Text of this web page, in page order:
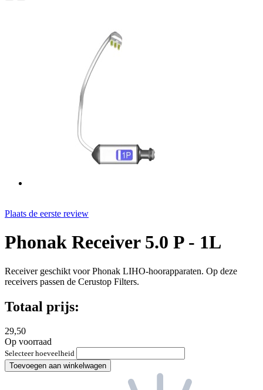
Plaats de eerste review
Phonak Receiver 5.0 P - 1L
Receiver geschikt voor Phonak LIHO-hoorapparaten. Op deze
receivers passen de Cerustop Filters.
Totaal prijs:
29,50
Op voorraad
Selecteer hoeveelheid
Toevoegen aan winkelwagen